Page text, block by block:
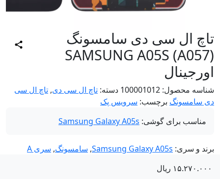
ال سی دی سامسونگ
(SAMSUNG A05S
محصول:100001012دسته:تاچ ال سی دی,تاچ ال سی
سامسونگبرچسب:سرویس پک
مناسب برای گوشی:Samsung Galaxy A05s
و سری: Samsung Galaxy A05s
,سامسونگ,سری A
ریال